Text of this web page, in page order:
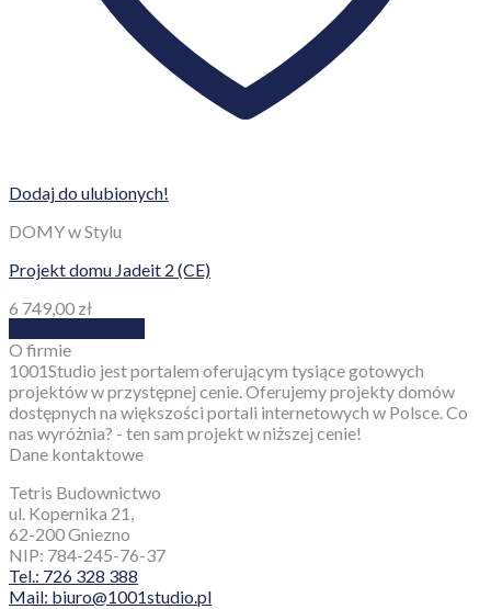
Dodaj do ulubionych!
DOMY w Stylu
Projekt domu Jadeit 2 (CE)
6 749,00 zł
O firmie
1001Studio jest portalem oferującym tysiące gotowych
projektów w przystępnej cenie. Oferujemy projekty domów
dostępnych na większości portali internetowych w Polsce. Co
nas wyróżnia? - ten sam projekt w niższej cenie!
Dane kontaktowe
Tetris Budownictwo
ul. Kopernika 21,
62-200 Gniezno
NIP: 784-245-76-37
Tel.: 726 328 388
Mail: biuro@1001studio.pl